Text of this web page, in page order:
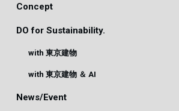
Concept
DO for Sustainability.
with 東京建物
with 東京建物 ＆ AI
News/Event